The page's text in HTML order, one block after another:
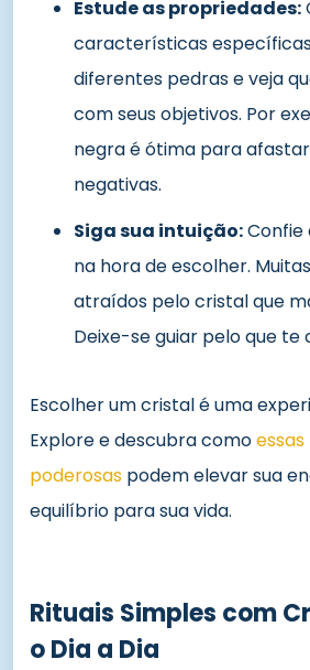
Estude as propriedades:
características
diferentes pedras e veja
com seus objetivos. Por
negra é ótima para
negativas.
Siga sua intuição:Confie
na hora de escolher.
atraídos pelo cristal que
Deixe-se guiar pelo que te
Escolher um cristal é uma
Explore e descubra como
poderosas podem elevar sua
equilíbrio para sua vida.
Rituais Simples com
o Dia a Dia